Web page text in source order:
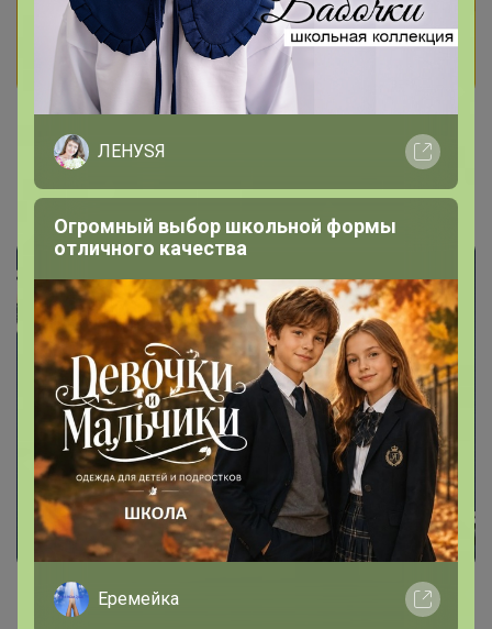
СИМА-LAND. Книги
ЛЕНУSЯ
Огромный выбор школьной формы
отличного качества
Еремейка